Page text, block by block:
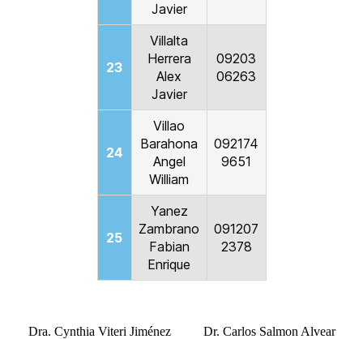
Javier
23
Villalta
Herrera
Alex
Javier
09203
06263
24
Villao
Barahona
Angel
William
092174
9651
25
Yanez
Zambrano
Fabian
Enrique
091207
2378
Dra. Cynthia Viteri Jiménez
Dr. Carlos Salmon Alvear